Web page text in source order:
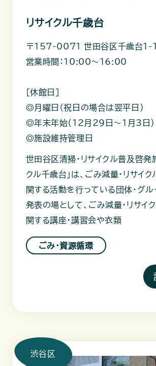
リサイクル千歳台
〒157-0071 世田谷区千歳台1-
営業時間：10:00～16:00
［休館日］
◎月曜日（祝日の場合は翌平日）
◎年末年始（12月29日～1月3日）
◎施設維持管理日
世田谷区清掃・リサイクル普及啓発
クル千歳台」は、ごみ減量・リサイ
関する活動を行っている団体・グル
発表の場として、ごみ減量・リサイ
関する講座・講習会や衣類
ごみ・資源循環
渋谷区